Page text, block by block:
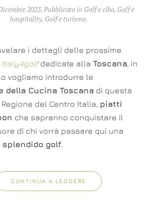
2023. Pubblicato in Golf e cibo, Golf e
hospitality, Golf e turismo.
i dettagli delle prossime
Italy4golfdedicate alla Toscana, in
vogliamo introdurre le
della Cucina Toscana di questa
del Centro Italia, piatti
che sapranno conquistare il
di chi vorrà passare qui una
splendido golf.
CONTINUA A LEGGERE